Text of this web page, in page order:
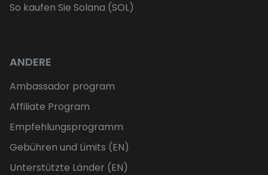
So kaufen Sie Solana (SOL)
ANDERE
Ambassador program
Affiliate Program
Empfehlungsprogramm
Gebühren und Limits (EN)
Unterstützte Länder (EN)